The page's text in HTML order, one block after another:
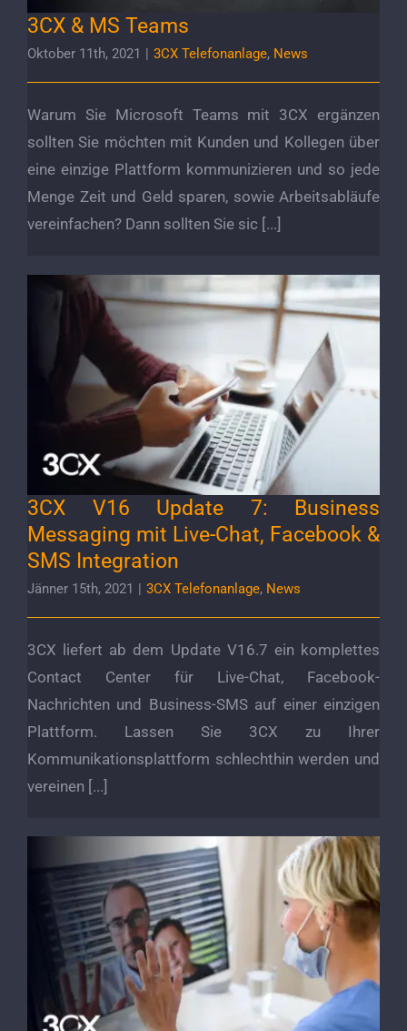
3CX & MS Teams
Oktober 11th, 2021 | 3CX Telefonanlage, News
Warum Sie Microsoft Teams mit 3CX ergänzen
sollten Sie möchten mit Kunden und Kollegen über
eine einzige Plattform kommunizieren und so jede
Menge Zeit und Geld sparen, sowie Arbeitsabläufe
vereinfachen? Dann sollten Sie sic [...]
3CX V16 Update 7: Business Messaging mit
Live-Chat, Facebook & SMS Integration
3CX V16 Update 7: Business
Messaging mit Live-Chat, Facebook &
SMS Integration
Jänner 15th, 2021 | 3CX Telefonanlage, News
3CX liefert ab dem Update V16.7 ein komplettes
Contact Center für Live-Chat, Facebook-
Nachrichten und Business-SMS auf einer einzigen
Plattform. Lassen Sie 3CX zu Ihrer
Kommunikationsplattform schlechthin werden und
vereinen [...]
3CX: Telemedizin Software für das
Gesundheitswesen